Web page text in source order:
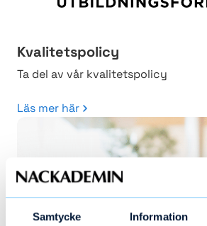
Samtycke Information
Kvalitetspolicy
Ta del av vår kvalitetspolicy
Läs mer här